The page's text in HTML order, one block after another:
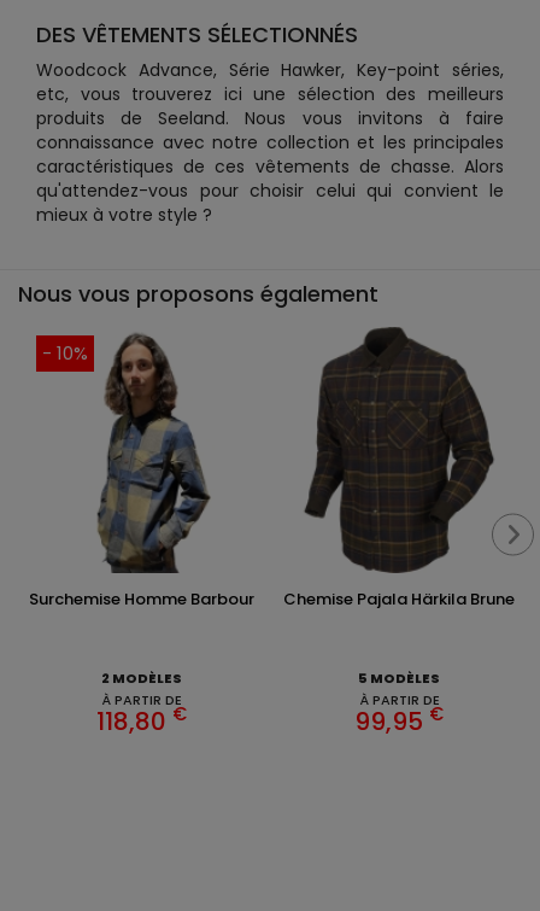
DES VÊTEMENTS SÉLECTIONNÉS
Woodcock Advance, Série Hawker, Key-point séries,
etc, vous trouverez ici une sélection des meilleurs
produits de Seeland. Nous vous invitons à faire
connaissance avec notre collection et les principales
caractéristiques de ces vêtements de chasse. Alors
qu'attendez-vous pour choisir celui qui convient le
mieux à votre style ?
Nous vous proposons également
- 10%
Surchemise Homme Barbour
2 MODÈLES
À PARTIR DE
118,80 €
Chemise Pajala Härkila Brune
5 MODÈLES
À PARTIR DE
99,95 €